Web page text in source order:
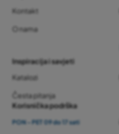
Kontakt
O nama
Inspiracija i savjeti
Katalozi
Česta pitanja
Korisnička podrška
PON - PET 09 do 17 sati